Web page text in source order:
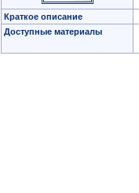
Краткое описание
Доступные материалы